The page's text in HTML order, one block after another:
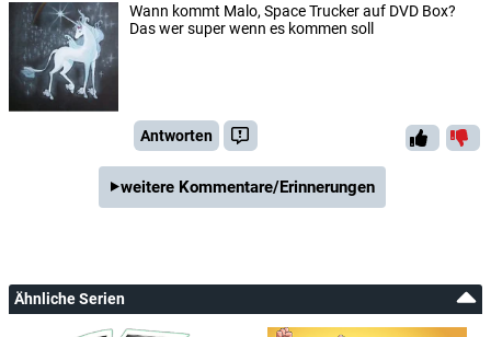
Wann kommt Malo, Space Trucker auf DVD Box?
Das wer super wenn es kommen soll
Antworten
weitere Kommentare/Erinnerungen
Ähnliche Serien